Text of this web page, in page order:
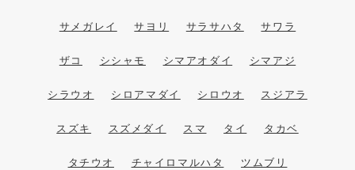
サメガレイ サヨリ サラサハタ サワラ
ザコ シシャモ シマアオダイ シマアジ
シラウオ シロアマダイ シロウオ スジアラ
スズキ スズメダイ スマ タイ タカベ
タチウオ チャイロマルハタ ツムブリ